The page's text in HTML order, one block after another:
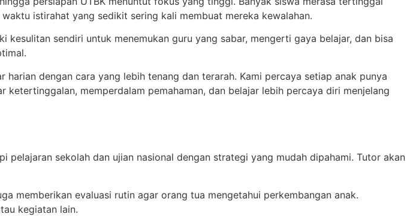
istirahat yang sedikit sering kali membuat mereka kewalahan.
sendiri untuk menemukan guru yang sabar, mengerti gaya belajar, dan bisa
dengan cara yang lebih tenang dan terarah. Kami percaya setiap anak punya
memperdalam pemahaman, dan belajar lebih percaya diri menjelang
pelajaran sekolah dan ujian nasional dengan strategi yang mudah dipahami. Tutor akan
memberikan evaluasi rutin agar orang tua mengetahui perkembangan anak.
kegiatan lain.